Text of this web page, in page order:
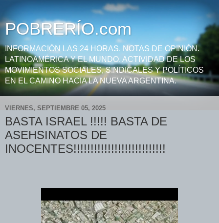
POBRERÍO.com
INFORMACIÓN LAS 24 HORAS. NOTAS DE OPINIÓN.
LATINOAMÉRICA Y EL MUNDO. ACTIVIDAD DE LOS
MOVIMIENTOS SOCIALES, SINDICALES Y POLÍTICOS
EN EL CAMINO HACIA LA NUEVA ARGENTINA.
VIERNES, SEPTIEMBRE 05, 2025
BASTA ISRAEL !!!!! BASTA DE
ASEHSINATOS DE
INOCENTES!!!!!!!!!!!!!!!!!!!!!!!!!!!